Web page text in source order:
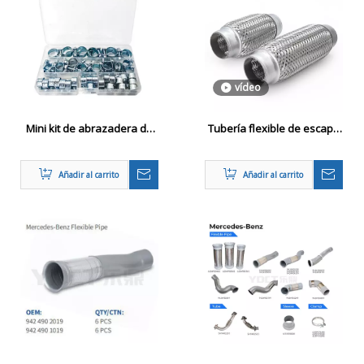
Mini kit de abrazadera de
Añadir al carrito
vídeo
Tubería flexible de escape
aplicaciones automotrices
Añadir al carrito